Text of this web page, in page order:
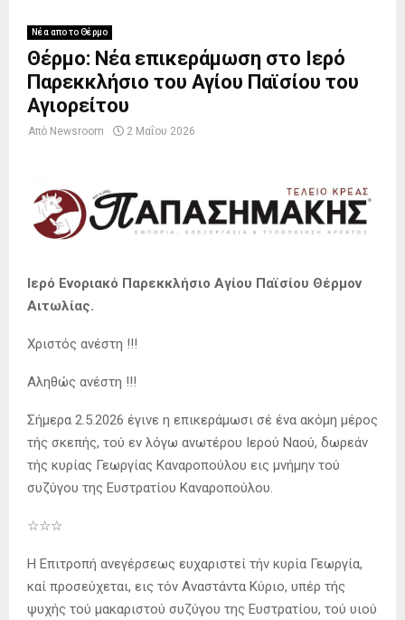
Νέα απο το Θέρμο
Θέρμο: Νέα επικεράμωση στο Ιερό
Παρεκκλήσιο του Αγίου Παϊσίου του
Αγιορείτου
Από Newsroom 2 Μαΐου 2026
Ιερό Ενοριακό Παρεκκλήσιο Αγίου Παϊσίου Θέρμον
Αιτωλίας.
Χριστός ανέστη !!!
Αληθώς ανέστη !!!
Σήμερα 2.5.2026 έγινε η επικεράμωσι σέ ένα ακόμη μέρος
τής σκεπής, τού εν λόγω ανωτέρου Ιερού Ναού, δωρεάν
τής κυρίας Γεωργίας Καναροπούλου εις μνήμην τού
συζύγου της Ευστρατίου Καναροπούλου.
☆☆☆
Η Επιτροπή ανεγέρσεως ευχαριστεί τήν κυρία Γεωργία,
καί προσεύχεται, εις τόν Αναστάντα Κύριο, υπέρ τής
ψυχής τού μακαριστού συζύγου της Ευστρατίου, τού υιού